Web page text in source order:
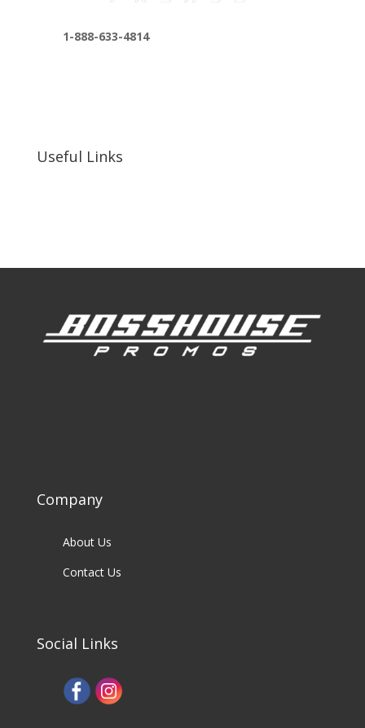
1-888-633-4814
Useful Links
Company
About Us
Contact Us
Social Links